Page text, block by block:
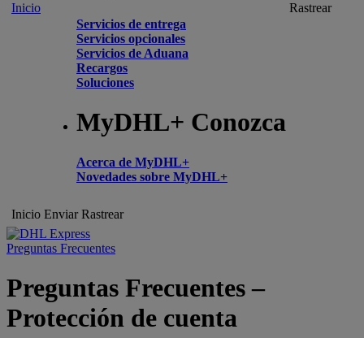
Inicio
Servicios de entrega
Servicios opcionales
Servicios de Aduana
Recargos
Soluciones
MyDHL+ Conozca
Acerca de MyDHL+
Novedades sobre MyDHL+
Rastrear
Inicio Enviar Rastrear
Preguntas Frecuentes
Preguntas Frecuentes –
Protección de cuenta